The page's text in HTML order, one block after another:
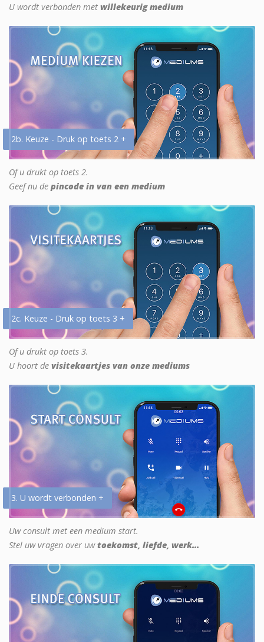
U wordt verbonden met willekeurig medium
2b. Keuze - Druk op toets 2 +
Of u drukt op toets 2.
Geef nu de pincode in van een medium
2c. Keuze - Druk op toets 3 +
Of u drukt op toets 3.
U hoort de visitekaartjes van onze mediums
3. U wordt verbonden +
Uw consult met een medium start.
Stel uw vragen over uwtoekomst, liefde, werk...